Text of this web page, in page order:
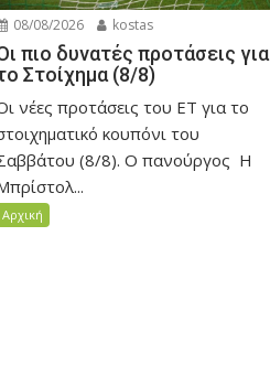
08/08/2026 kostas
πιο δυνατές προτάσεις για
Στοίχημα (8/8)
νέες προτάσεις του ET για το
κουπόνι του
(8/8). Ο πανούργος Η
Αρχική